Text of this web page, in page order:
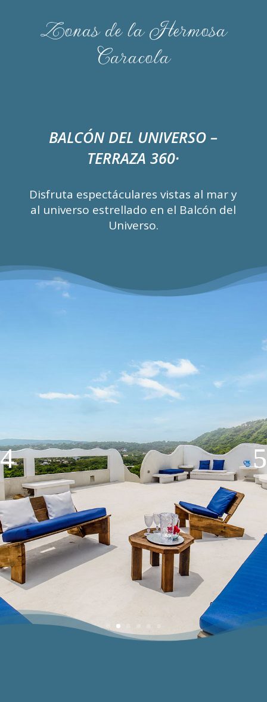
Zonas de la Hermosa
Caracola
BALCÓN DEL UNIVERSO –
TERRAZA 360·
Disfruta espectáculares vistas al mar y
al universo estrellado en el Balcón del
Universo.